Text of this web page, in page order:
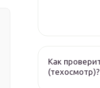
Как